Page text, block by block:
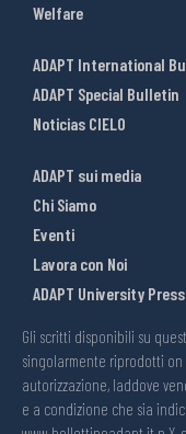
Welfare
ADAPT International
ADAPT Special Bulletin
Noticias CIELO
ADAPT sui media
Chi Siamo
Eventi
Lavora con Noi
ADAPT University Press
Gli scritti disponibili su
singolarmente riprodotti
autorizzazione, laddove
e a condizione che sia